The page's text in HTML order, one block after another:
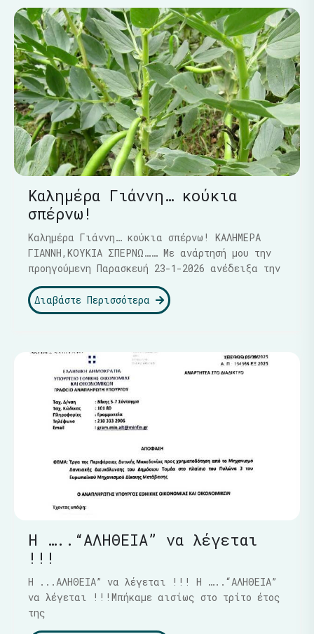
Καλημέρα Γιάννη… κούκια
σπέρνω!
Καλημέρα Γιάννη… κούκια σπέρνω! ΚΑΛΗΜΕΡΑ
ΓΙΑΝΝΗ,ΚΟΥΚΙΑ ΣΠΕΡΝΩ…… Με ανάρτησή μου την
προηγούμενη Παρασκευή 23-1-2026 ανέδειξα την
Διαβάστε Περισσότερα
Η …..“ΑΛΗΘΕΙΑ” να λέγεται
!!!
Η ...ΑΛΗΘΕΙΑ” να λέγεται !!! Η …..“ΑΛΗΘΕΙΑ”
να λέγεται !!!Μπήκαμε αισίως στο τρίτο έτος
της